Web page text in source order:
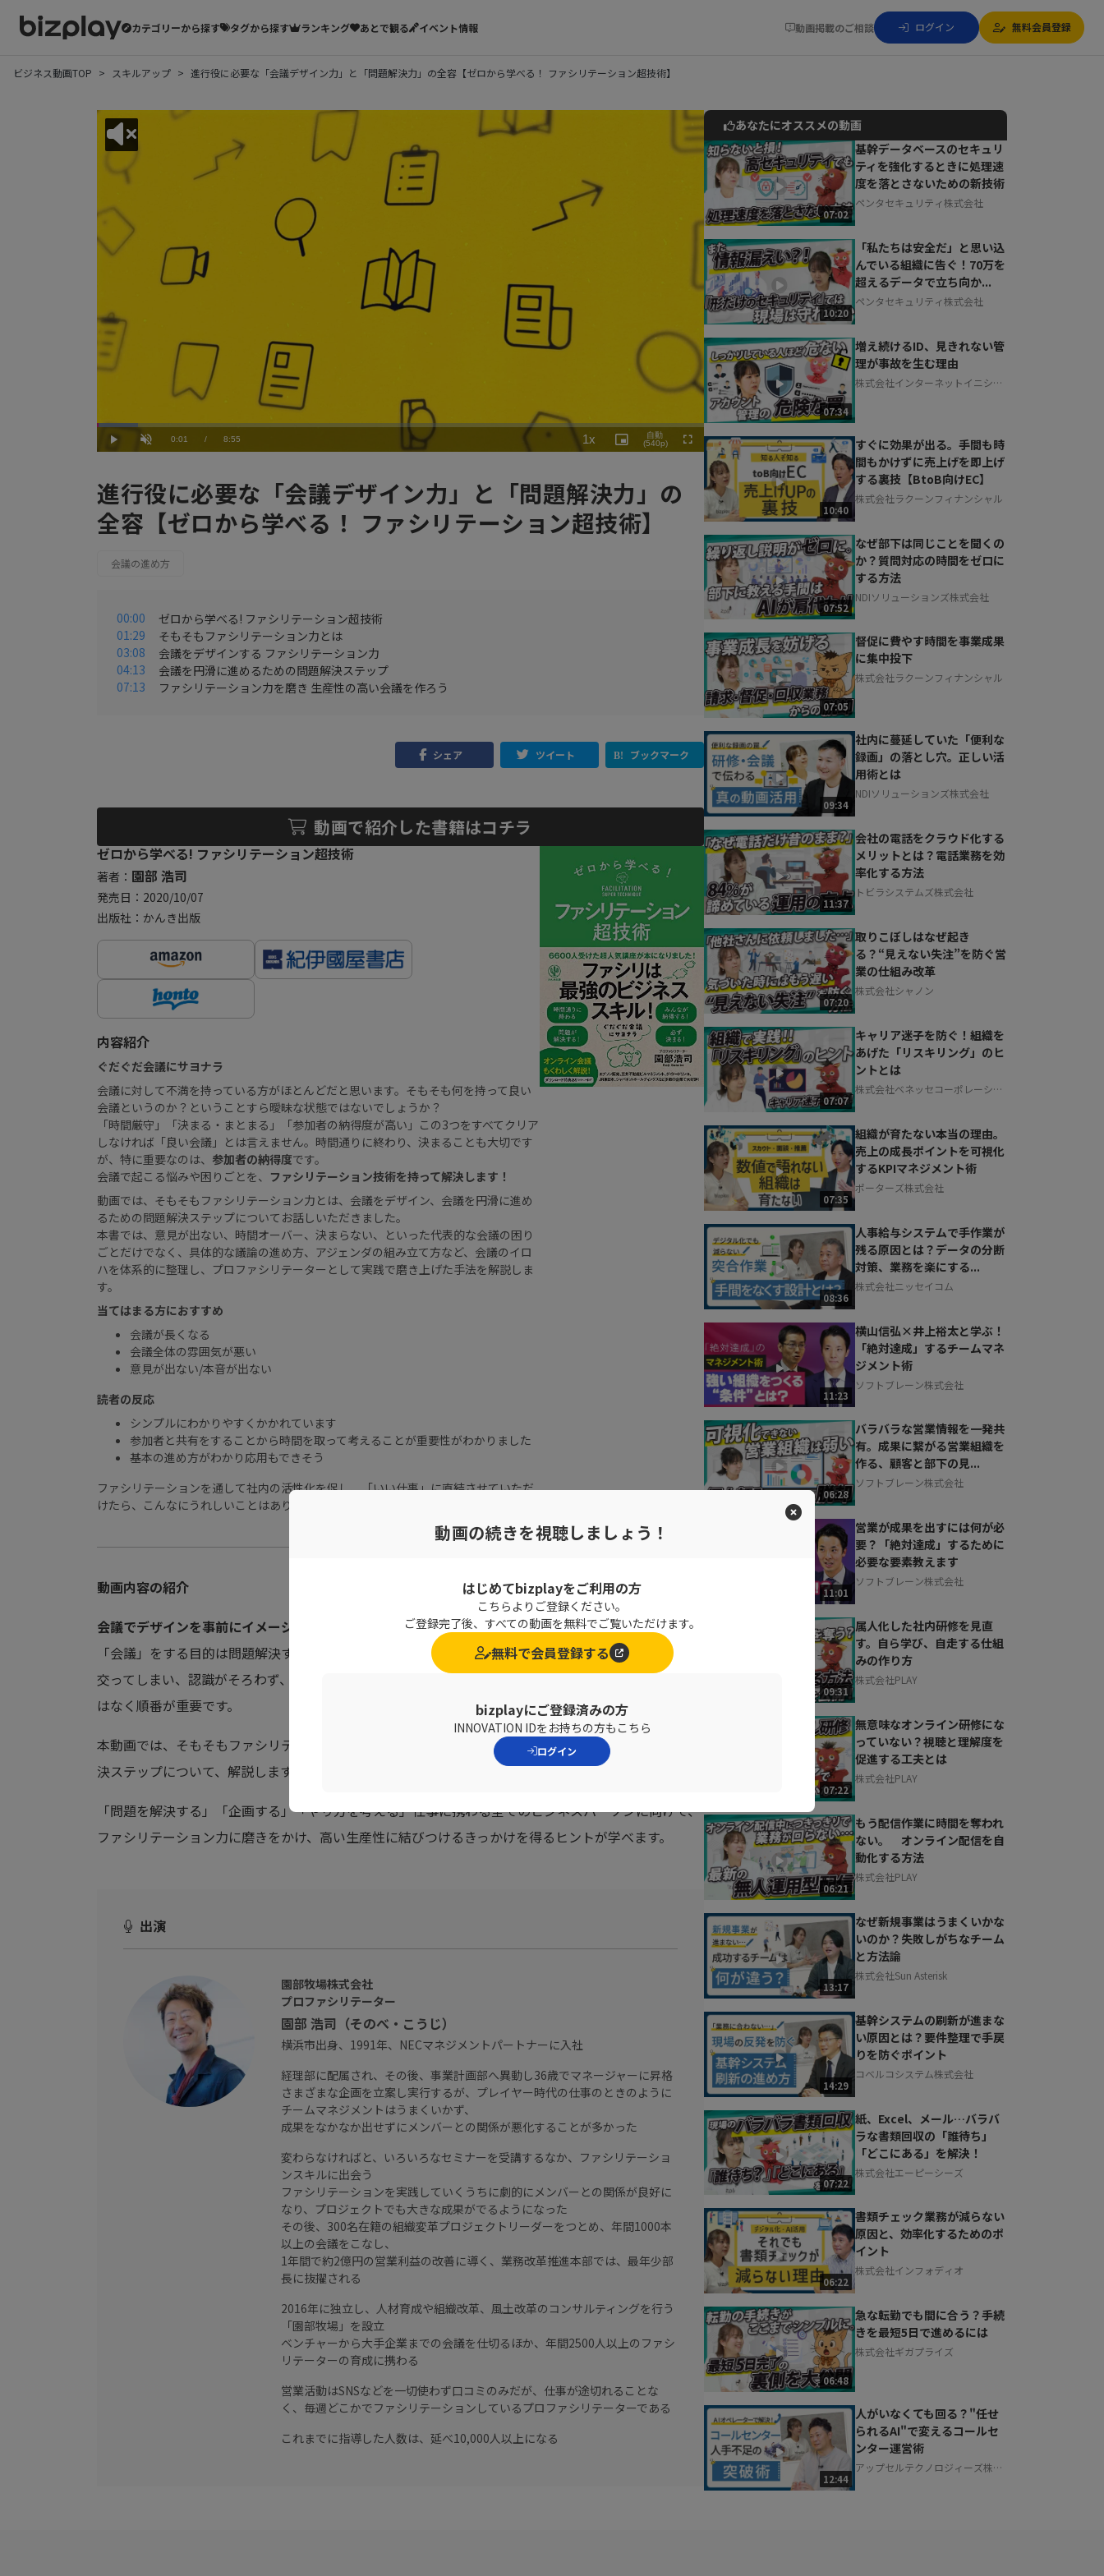
カテゴリーから探す タグから探す ランキング あとで観る イベント情報 動画掲載のご相談 ログイン 無料会員登録
ビジネス動画TOP スキルアップ 進行役に必要な「会議デザイン力」と「問題解決力」の全容【ゼロから学べる！ ファシリテーション超技術】
Play UnmuteCurrent
0:01 / Duration
8:55
Loaded:
6.74%
1x
Rate
Picture-
in-
自動
(540p)
Fullscreen
進行役に必要な「会議デザイン力」と「問題解決力」の
全容【ゼロから学べる！ ファシリテーション超技術】
会議の進め方
00:00
ゼロから学べる! ファシリテーション超技術
01:29
そもそもファシリテーション力とは
03:08
会議をデザインする ファシリテーション力
04:13
会議を円滑に進めるための問題解決ステップ
07:13
ファシリテーション力を磨き 生産性の高い会議を作ろう
シェア ツイート ブックマーク
動画で紹介した書籍はコチラ
ゼロから学べる! ファシリテーション超技術
著者： 園部 浩司
発売日：2020/10/07
出版社：かんき出版
内容紹介
ぐだぐだ会議にサヨナラ
会議に対して不満を持っている方がほとんどだと思います。そもそも何を持って良い
会議というのか？ということすら曖昧な状態ではないでしょうか？
「時間厳守」「決まる・まとまる」「参加者の納得度が高い」この3つをすべてクリア
しなければ「良い会議」とは言えません。時間通りに終わり、決まることも大切です
が、特に重要なのは、 参加者の納得度です。
会議で起こる悩みや困りごとを、 ファシリテーション技術を持って解決します！
動画では、そもそもファシリテーション力とは、会議をデザイン、会議を円滑に進め
るための問題解決ステップについてお話しいただきました。
本書では、意見が出ない、時間オーバー、決まらない、といった代表的な会議の困り
ごとだけでなく、具体的な議論の進め方、アジェンダの組み立て方など、会議のイロ
ハを体系的に整理し、プロファシリテーターとして実践で磨き上げた手法を解説しま
す。
当てはまる方におすすめ
会議が長くなる
会議全体の雰囲気が悪い
意見が出ない/本音が出ない
読者の反応
シンプルにわかりやすくかかれています
参加者と共有をすることから時間を取って考えることが重要性がわかりました
基本の進め方がわかり応用もできそう
ファシリテーションを通して社内の活性化を促し、「いい仕事」に直結させていただ
けたら、こんなにうれしいことはありません。
動画内容の紹介
会議でデザインを事前にイメージできるかがファシリテーションの腕の見せ所
「会議」をする目的は問題解決することですが、問題を解決する順番を知らないと、解決策ばかり飛び
交ってしまい、認識がそろわず、結果良い会議にはなりません。そのため、問題解決のステップだけで
はなく順番が重要です。
本動画では、そもそもファシリテーション力とは、会議をデザイン、会議を円滑に進めるための問題解
決ステップについて、解説します。
「問題を解決する」「企画する」「やり方を考える」仕事に携わる全てのビジネスパーソンに向けて、
ファシリテーション力に磨きをかけ、高い生産性に結びつけるきっかけを得るヒントが学べます。
出演
園部牧場株式会社
プロファシリテーター
園部 浩司（そのべ・こうじ）
横浜市出身、1991年、NECマネジメントパートナーに入社
経理部に配属され、その後、事業計画部へ異動し36歳でマネージャーに昇格
さまざまな企画を立案し実行するが、プレイヤー時代の仕事のときのように
チームマネジメントはうまくいかず、
成果をなかなか出せずにメンバーとの関係が悪化することが多かった
変わらなければと、いろいろなセミナーを受講するなか、ファシリテーショ
ンスキルに出会う
ファシリテーションを実践していくうちに劇的にメンバーとの関係が良好に
なり、プロジェクトでも大きな成果がでるようになった
その後、300名在籍の組織変革プロジェクトリーダーをつとめ、年間1000本
以上の会議をこなし、
1年間で約2億円の営業利益の改善に導く、業務改革推進本部では、最年少部
長に抜擢される
2016年に独立し、人材育成や組織改革、風土改革のコンサルティングを行う
「園部牧場」を設立
ベンチャーから大手企業までの会議を仕切るほか、年間2500人以上のファシ
リテーターの育成に携わる
営業活動はSNSなどを一切使わず口コミのみだが、仕事が途切れることな
く、毎週どこかでファシリテーションしているプロファシリテーターである
これまでに指導した人数は、延べ10,000人以上になる
動画でご紹介しているサービスについて
お気軽にご相談・ご質問いただけます！
30秒でお申し込み可能
相談を希望する 無料
あなたにオススメの動画
07:02
基幹データベースのセキュリ
ティを強化するときに処理速
度を落とさないための新技術
ペンタセキュリティ株式会社
10:20
「私たちは安全だ」と思い込
んでいる組織に告ぐ！70万を
超えるデータで立ち向か...
ペンタセキュリティ株式会社
07:34
増え続けるID、見きれない管
理が事故を生む理由
株式会社インターネットイニシア
10:40
すぐに効果が出る。手間も時
間もかけずに売上げを即上げ
する裏技【BtoB向けEC】
株式会社ラクーンフィナンシャル
07:52
なぜ部下は同じことを聞くの
か？質問対応の時間をゼロに
する方法
NDIソリューションズ株式会社
07:05
督促に費やす時間を事業成果
に集中投下
株式会社ラクーンフィナンシャル
09:34
社内に蔓延していた「便利な
録画」の落とし穴。正しい活
用術とは
NDIソリューションズ株式会社
11:37
会社の電話をクラウド化する
メリットとは？電話業務を効
率化する方法
トビラシステムズ株式会社
07:20
取りこぼしはなぜ起き
る？“見えない失注”を防ぐ営
業の仕組み改革
株式会社シャノン
07:07
キャリア迷子を防ぐ！組織を
あげた「リスキリング」のヒ
ントとは
株式会社ベネッセコーポレーショ
07:35
組織が育たない本当の理由。
売上の成長ポイントを可視化
するKPIマネジメント術
ポーターズ株式会社
08:36
人事給与システムで手作業が
残る原因とは？データの分断
対策、業務を楽にする...
株式会社ニッセイコム
11:23
横山信弘×井上裕太と学ぶ！
「絶対達成」するチームマネ
ジメント術
ソフトブレーン株式会社
06:28
バラバラな営業情報を一発共
有。成果に繋がる営業組織を
作る、顧客と部下の見...
ソフトブレーン株式会社
11:01
営業が成果を出すには何が必
要？「絶対達成」するために
必要な要素教えます
ソフトブレーン株式会社
09:31
属人化した社内研修を見直
す。自ら学び、自走する仕組
みの作り方
株式会社PLAY
07:22
無意味なオンライン研修にな
っていない？視聴と理解度を
促進する工夫とは
株式会社PLAY
06:21
もう配信作業に時間を奪われ
ない。 オンライン配信を自
動化する方法
株式会社PLAY
13:17
なぜ新規事業はうまくいかな
いのか？失敗しがちなチーム
と方法論
株式会社Sun Asterisk
14:29
基幹システムの刷新が進まな
い原因とは？要件整理で手戻
りを防ぐポイント
コベルコシステム株式会社
07:22
紙、Excel、メール…バラバ
ラな書類回収の「誰待ち」
「どこにある」を解決！
株式会社エーピーシーズ
06:22
書類チェック業務が減らない
原因と、効率化するためのポ
イント
株式会社インフォディオ
06:48
急な転勤でも間に合う？手続
きを最短5日で進めるには
株式会社ギガプライズ
12:44
人がいなくても回る？"任せ
られるAI"で変えるコールセ
ンター運営術
アップセルテクノロジィーズ株式
動画の続きを視聴しましょう！
はじめてbizplayをご利用の方
こちらよりご登録ください。
ご登録完了後、すべての動画を無料でご覧いただけます。
無料で会員登録する
bizplayにご登録済みの方
INNOVATION IDをお持ちの方もこちら
ログイン